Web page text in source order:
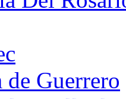
Guerrero